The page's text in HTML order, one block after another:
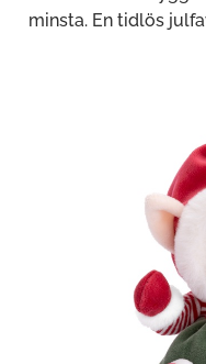
minsta. En tidlös